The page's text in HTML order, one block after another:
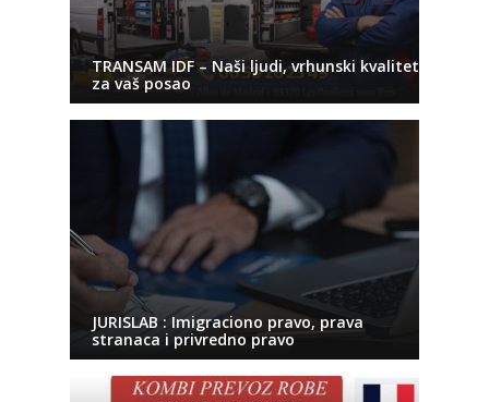
TRANSAM IDF – Naši ljudi, vrhunski kvalitet
za vaš posao
JURISLAB : Imigraciono pravo, prava
stranaca i privredno pravo